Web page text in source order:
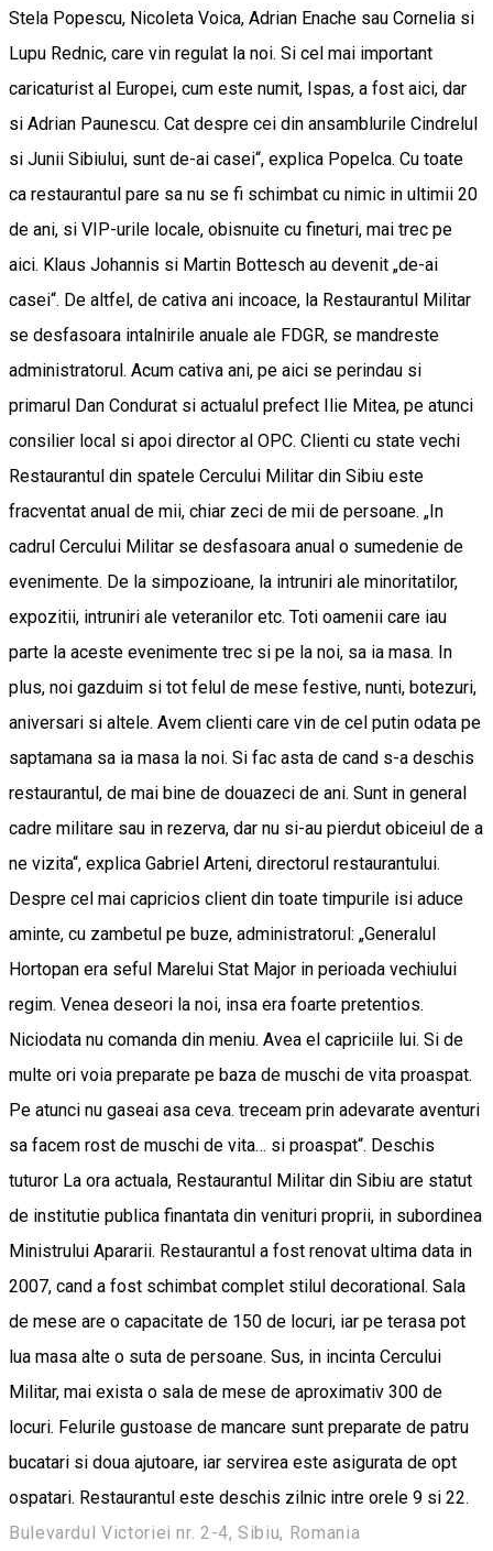
Stela Popescu, Nicoleta Voica, Adrian Enache sau Cornelia si
Lupu Rednic, care vin regulat la noi. Si cel mai important
caricaturist al Europei, cum este numit, Ispas, a fost aici, dar
si Adrian Paunescu. Cat despre cei din ansamblurile Cindrelul
si Junii Sibiului, sunt de-ai casei“, explica Popelca. Cu toate
ca restaurantul pare sa nu se fi schimbat cu nimic in ultimii 20
de ani, si VIP-urile locale, obisnuite cu fineturi, mai trec pe
aici. Klaus Johannis si Martin Bottesch au devenit „de-ai
casei“. De altfel, de cativa ani incoace, la Restaurantul Militar
se desfasoara intalnirile anuale ale FDGR, se mandreste
administratorul. Acum cativa ani, pe aici se perindau si
primarul Dan Condurat si actualul prefect Ilie Mitea, pe atunci
consilier local si apoi director al OPC. Clienti cu state vechi
Restaurantul din spatele Cercului Militar din Sibiu este
fracventat anual de mii, chiar zeci de mii de persoane. „In
cadrul Cercului Militar se desfasoara anual o sumedenie de
evenimente. De la simpozioane, la intruniri ale minoritatilor,
expozitii, intruniri ale veteranilor etc. Toti oamenii care iau
parte la aceste evenimente trec si pe la noi, sa ia masa. In
plus, noi gazduim si tot felul de mese festive, nunti, botezuri,
aniversari si altele. Avem clienti care vin de cel putin odata pe
saptamana sa ia masa la noi. Si fac asta de cand s-a deschis
restaurantul, de mai bine de douazeci de ani. Sunt in general
cadre militare sau in rezerva, dar nu si-au pierdut obiceiul de a
ne vizita“, explica Gabriel Arteni, directorul restaurantului.
Despre cel mai capricios client din toate timpurile isi aduce
aminte, cu zambetul pe buze, administratorul: „Generalul
Hortopan era seful Marelui Stat Major in perioada vechiului
regim. Venea deseori la noi, insa era foarte pretentios.
Niciodata nu comanda din meniu. Avea el capriciile lui. Si de
multe ori voia preparate pe baza de muschi de vita proaspat.
Pe atunci nu gaseai asa ceva. treceam prin adevarate aventuri
sa facem rost de muschi de vita… si proaspat“. Deschis
tuturor La ora actuala, Restaurantul Militar din Sibiu are statut
de institutie publica finantata din venituri proprii, in subordinea
Ministrului Apararii. Restaurantul a fost renovat ultima data in
2007, cand a fost schimbat complet stilul decorational. Sala
de mese are o capacitate de 150 de locuri, iar pe terasa pot
lua masa alte o suta de persoane. Sus, in incinta Cercului
Militar, mai exista o sala de mese de aproximativ 300 de
locuri. Felurile gustoase de mancare sunt preparate de patru
bucatari si doua ajutoare, iar servirea este asigurata de opt
ospatari. Restaurantul este deschis zilnic intre orele 9 si 22.
Bulevardul Victoriei nr. 2-4, Sibiu, Romania